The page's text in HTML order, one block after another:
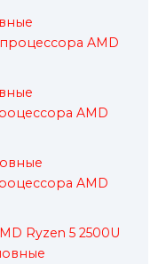
AMD
AMD
AMD
Ryzen 5 2500U